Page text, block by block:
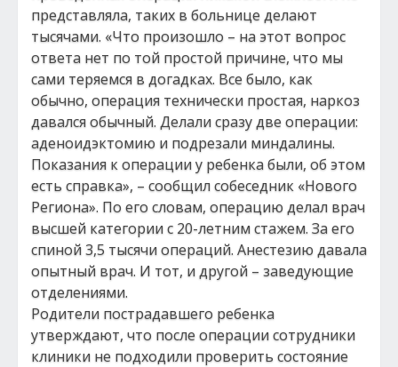
представляла, таких в больнице делают
тысячами. «Что произошло – на этот вопрос
ответа нет по той простой причине, что мы
сами теряемся в догадках. Все было, как
обычно, операция технически простая, наркоз
давался обычный. Делали сразу две операции:
аденоидэктомию и подрезали миндалины.
Показания к операции у ребенка были, об этом
есть справка», – сообщил собеседник «Нового
Региона». По его словам, операцию делал врач
высшей категории с 20-летним стажем. За его
спиной 3,5 тысячи операций. Анестезию давала
опытный врач. И тот, и другой – заведующие
отделениями.
Родители пострадавшего ребенка
утверждают, что после операции сотрудники
клиники не подходили проверить состояние